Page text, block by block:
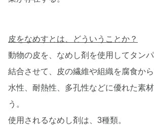
皮をなめすとは、どういうことか？
動物の皮を、なめし剤を使用してタン
結合させて、皮の繊維や組織を腐食か
水性、耐熱性、多孔性などに優れた素
う。
使用されるなめし剤は、3種類。